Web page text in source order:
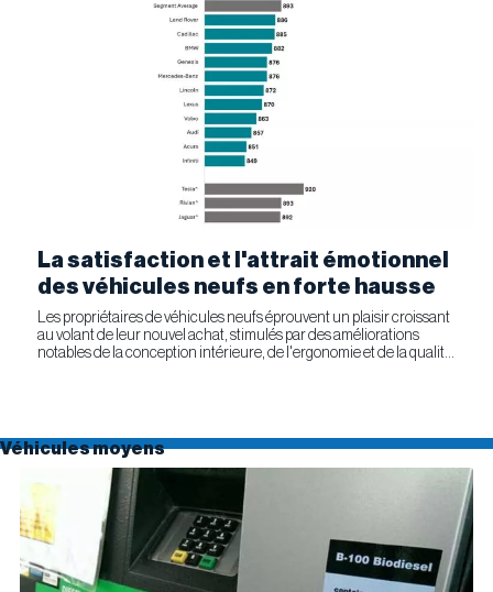
La satisfaction et l'attrait émotionnel
des véhicules neufs en forte hausse
Les propriétaires de véhicules neufs éprouvent un plaisir croissant
au volant de leur nouvel achat, stimulés par des améliorations
notables de la conception intérieure, de l'ergonomie et de la qualité
Véhicules moyens